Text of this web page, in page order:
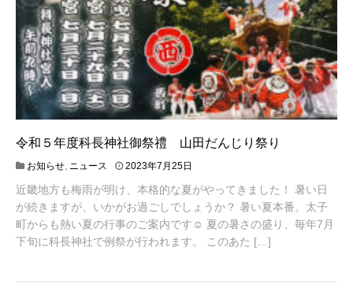
令和５年度科長神社御祭禮 山田だんじり祭り
お知らせ, ニュース 2023年7月25日
2
3
年
月
近畿地方も梅雨が明け、本格的な夏がやってきました！ 暑い日
が続きますが、いかがお過ごしでしょうか？ 暑い夏本番。太子
町からも熱い夏の行事のご案内です☺ 夏の暑さの盛り、毎年7月
下旬に科長神社で例祭が行われます。 このあた […]